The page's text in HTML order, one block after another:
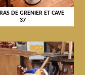
DE GRENIER ET CAVE
37